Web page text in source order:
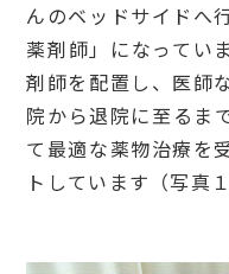
んのベッドサイドへ
薬剤師」になってい
剤師を配置し、医師
院から退院に至るま
て最適な薬物治療を
トしています（写真１